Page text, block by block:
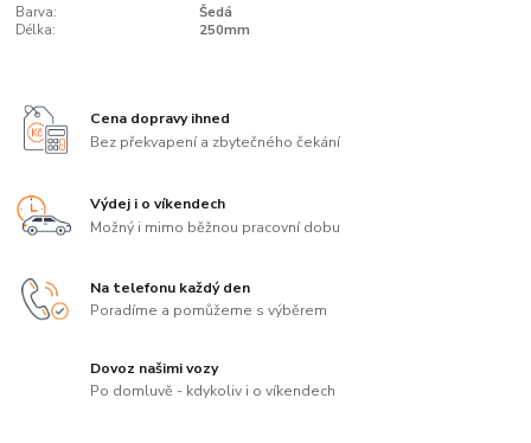
Barva:
Šedá
Délka:
250mm
Cena dopravy ihned
Bez překvapení a zbytečného čekání
Výdej i o víkendech
Možný i mimo běžnou pracovní dobu
Na telefonu každý den
Poradíme a pomůžeme s výběrem
Dovoz našimi vozy
Po domluvě - kdykoliv i o víkendech